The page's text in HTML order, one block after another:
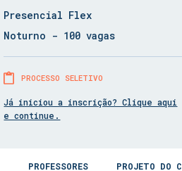
Presencial Flex
Noturno - 100 vagas
PROCESSO SELETIVO
Já iniciou a inscrição? Clique aqui
e continue.
PROFESSORES PROJETO DO